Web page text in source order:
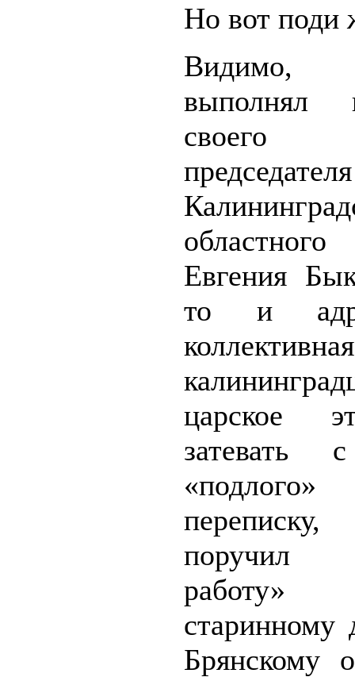
Но вот
выполнял
председателя
Евгения
то и
царское
затевать
«подлого»
поручил
работу»
старинному
Брянскому